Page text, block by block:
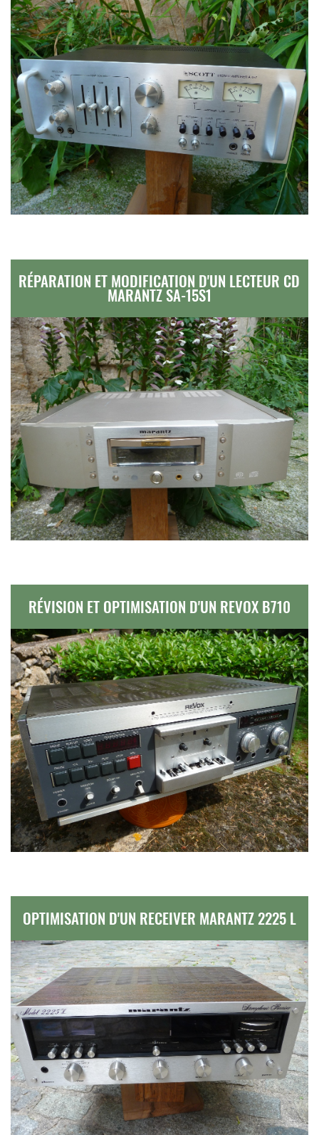
RÉPARATION ET MODIFICATION D'UN LECTEUR CD
MARANTZ SA-15S1
RÉVISION ET OPTIMISATION D'UN REVOX B710
OPTIMISATION D'UN RECEIVER MARANTZ 2225 L